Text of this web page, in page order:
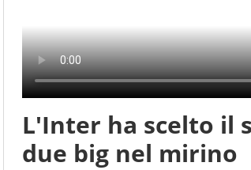
L'Inter ha scelto il
due big nel mirino